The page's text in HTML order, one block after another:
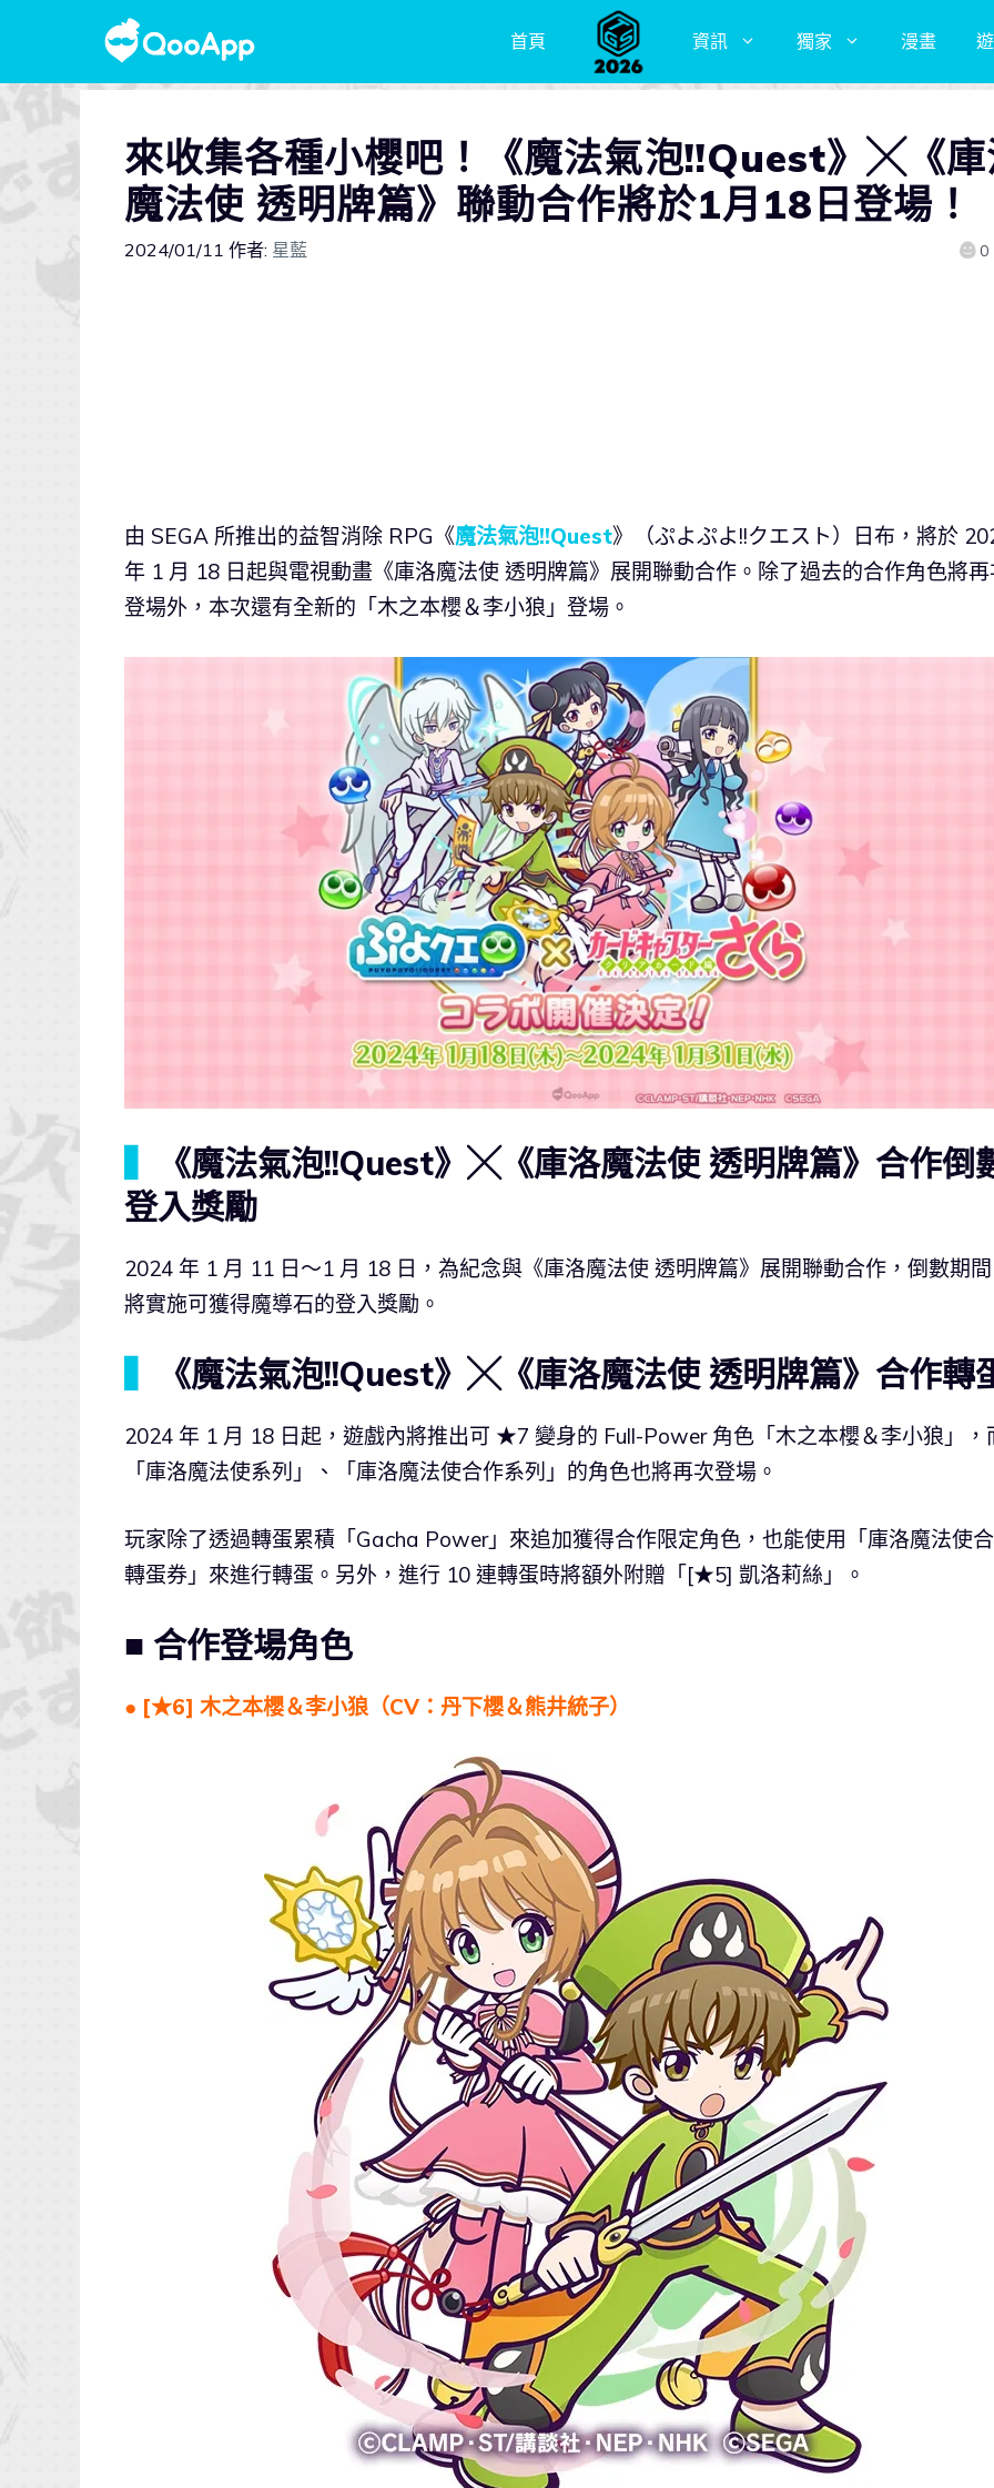
首頁 資訊 獨家 漫畫
來收集各種小櫻吧！《魔法氣泡!!Quest》╳《
魔法使 透明牌篇》聯動合作將於1月18日登場！
2024/01/11 作者: 星藍 0
由 SEGA 所推出的益智消除 RPG《魔法氣泡!!Quest》（ぷよぷよ!!クエスト）日布，將於
年 1 月 18 日起與電視動畫《庫洛魔法使 透明牌篇》展開聯動合作。除了過去的合作角色將
登場外，本次還有全新的「木之本櫻＆李小狼」登場。
《魔法氣泡!!Quest》╳《庫洛魔法使 透明牌篇》合作倒
登入獎勵
2024 年 1 月 11 日～1 月 18 日，為紀念與《庫洛魔法使 透明牌篇》展開聯動合作，倒數期
將實施可獲得魔導石的登入獎勵。
《魔法氣泡!!Quest》╳《庫洛魔法使 透明牌篇》合作轉
2024 年 1 月 18 日起，遊戲內將推出可 ★7 變身的 Full-Power 角色「木之本櫻＆李小狼」，
「庫洛魔法使系列」、「庫洛魔法使合作系列」的角色也將再次登場。
玩家除了透過轉蛋累積「Gacha Power」來追加獲得合作限定角色，也能使用「庫洛魔法使
轉蛋券」來進行轉蛋。另外，進行 10 連轉蛋時將額外附贈「[★5] 凱洛莉絲」。
■ 合作登場角色
● [★6] 木之本櫻＆李小狼（CV：丹下櫻＆熊井統子）